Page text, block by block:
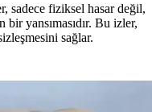
sadece fiziksel hasar değil,
bir yansımasıdır. Bu izler,
sağlar.